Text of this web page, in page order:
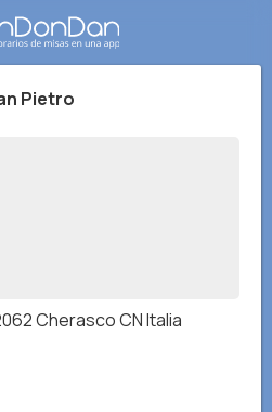
Pietro
Cherasco CN Italia